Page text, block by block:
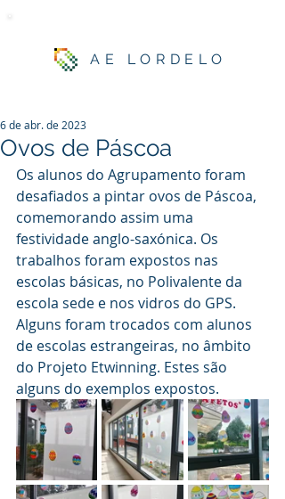
AE LORDELO
Ovos de Páscoa
6 de abr. de 2023
Os alunos do Agrupamento foram
desafiados a pintar ovos de Páscoa,
comemorando assim uma
festividade anglo-saxónica. Os
trabalhos foram expostos nas
escolas básicas, no Polivalente da
escola sede e nos vidros do GPS.
Alguns foram trocados com alunos
de escolas estrangeiras, no âmbito
do Projeto Etwinning. Estes são
alguns do exemplos expostos.